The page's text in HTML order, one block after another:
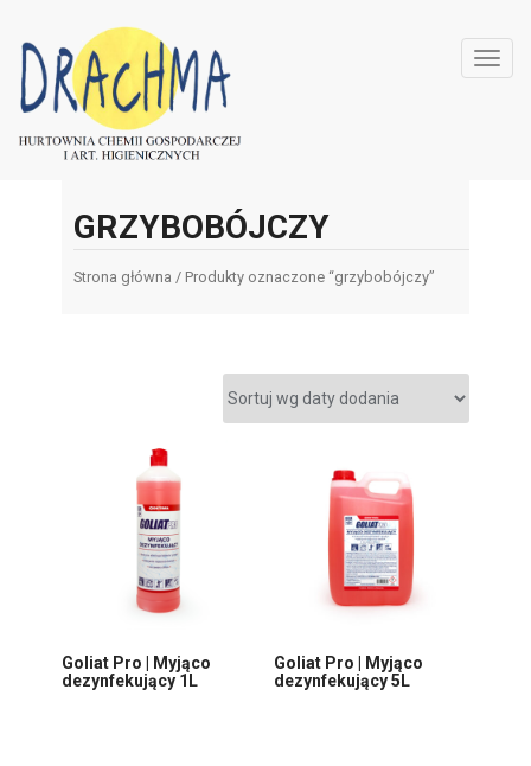
GRZYBOBÓJCZY
Strona główna / Produkty oznaczone “grzybobójczy”
Goliat Pro | Myjąco
dezynfekujący 1L
Goliat Pro | Myjąco
dezynfekujący 5L